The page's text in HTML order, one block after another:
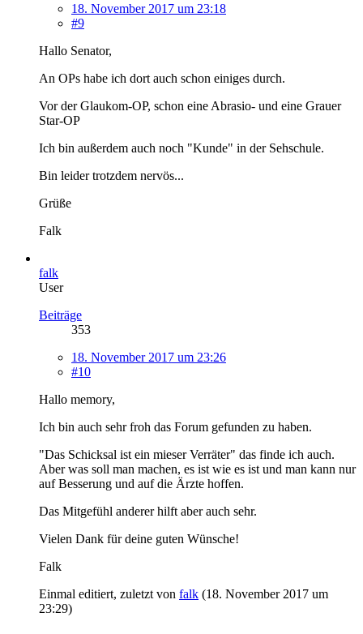
18. November 2017 um 23:18
#9
Hallo Senator,
An OPs habe ich dort auch schon einiges durch.
Vor der Glaukom-OP, schon eine Abrasio- und eine Grauer
Star-OP
Ich bin außerdem auch noch "Kunde" in der Sehschule.
Bin leider trotzdem nervös...
Grüße
Falk
falk
User
Beiträge
353
18. November 2017 um 23:26
#10
Hallo memory,
Ich bin auch sehr froh das Forum gefunden zu haben.
"Das Schicksal ist ein mieser Verräter" das finde ich auch.
Aber was soll man machen, es ist wie es ist und man kann nur
auf Besserung und auf die Ärzte hoffen.
Das Mitgefühl anderer hilft aber auch sehr.
Vielen Dank für deine guten Wünsche!
Falk
Einmal editiert, zuletzt von falk (18. November 2017 um
23:29)